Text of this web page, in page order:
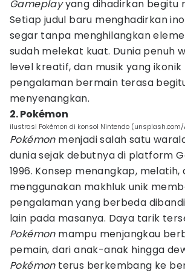
Gameplayyang dihadirkan begitu
Setiap judul baru menghadirkan
segar tanpa menghilangkan
sudah melekat kuat. Dunia penuh
level kreatif, dan musik yang
pengalaman bermain terasa
menyenangkan.
2. Pokémon
ilustrasi Pokémon di konsol Nintendo
Pokémonmenjadi salah satu
dunia sejak debutnya di platform
1996. Konsep menangkap,
menggunakan makhluk unik
pengalaman yang berbeda
lain pada masanya. Daya tarik
Pokémonmampu menjangkau
pemain, dari anak-anak hingga
Pokémonterus berkembang ke